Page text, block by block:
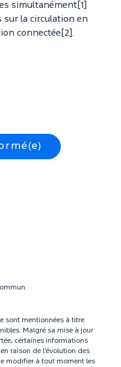
simultanément[1]
la circulation en
connectée[2].
sont mentionnées à titre
Malgré sa mise à jour
certaines informations
raison de l’évolution des
modifier à tout moment les